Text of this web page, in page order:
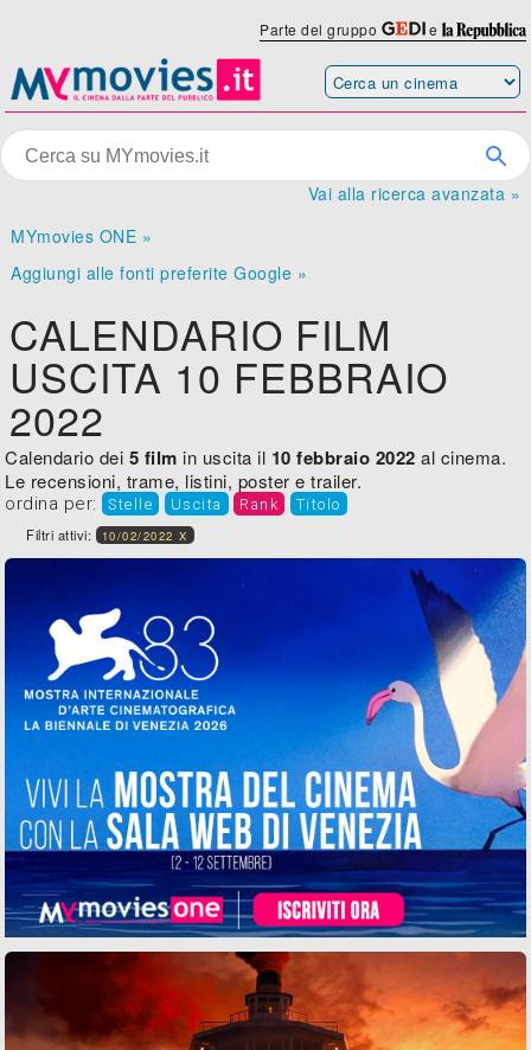
Parte del gruppo e
Vai alla ricerca avanzata »
MYmovies ONE »
Aggiungi alle fonti preferite Google »
CALENDARIO FILM
USCITA 10 FEBBRAIO
2022
Calendario dei 5 film in uscita il 10 febbraio 2022 al cinema.
Le recensioni, trame, listini, poster e trailer.
ordina per: Stelle Uscita Rank Titolo
Filtri attivi: 10/02/2022 X